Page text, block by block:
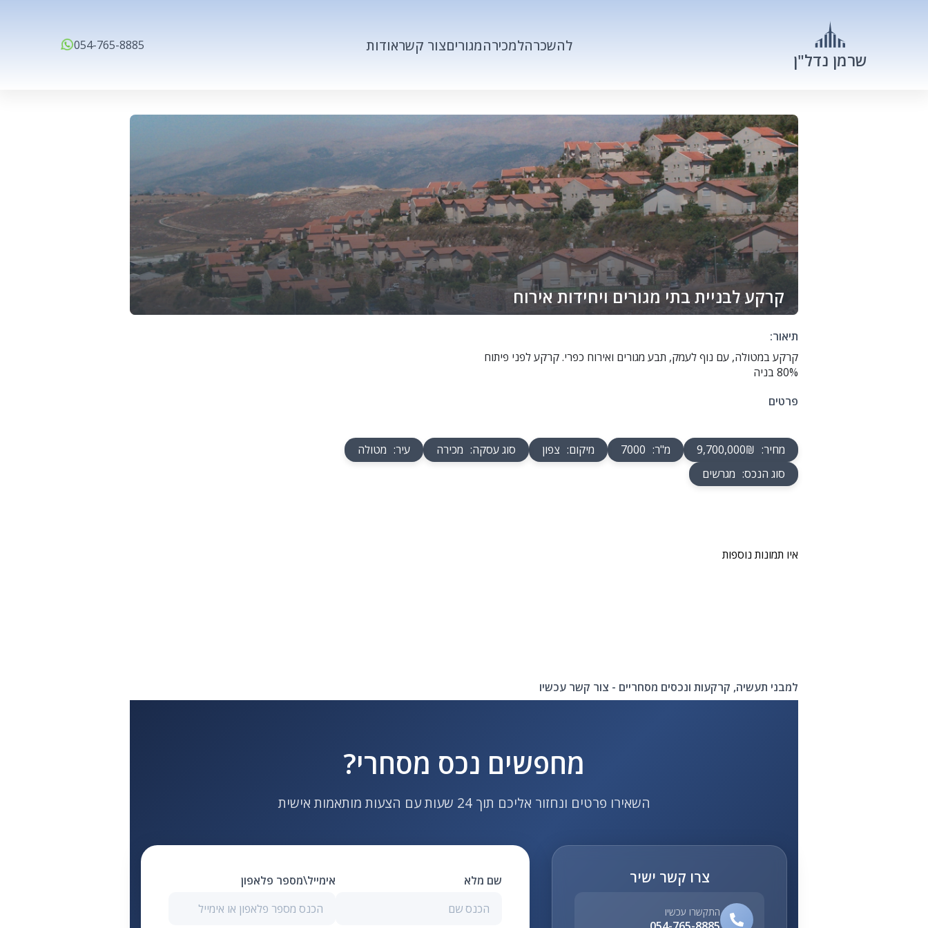
שרמן נדל"ן
להשכרהלמכירהמגוריםצור קשראודות 054-765-8885
קרקע לבניית בתי מגורים ויחידות אירוח
תיאור:
קרקע במטולה, עם נוף לעמק, תבע מגורים ואירוח כפרי. קרקע לפני פיתוח
80% בניה
פרטים
מחיר:
9,700,000₪ מ"ר:
7000 מיקום: צפון סוג עסקה: מכירה עיר: מטולה
סוג הנכס: מגרשים
איו תמונות נוספות
למבני תעשיה, קרקעות ונכסים מסחריים - צור קשר עכשיו
מחפשים נכס מסחרי?
השאירו פרטים ונחזור אליכם תוך 24 שעות עם הצעות מותאמות אישית
צרו קשר ישיר
התקשרו עכשיו
שם מלא אימייל\מספר פלאפון